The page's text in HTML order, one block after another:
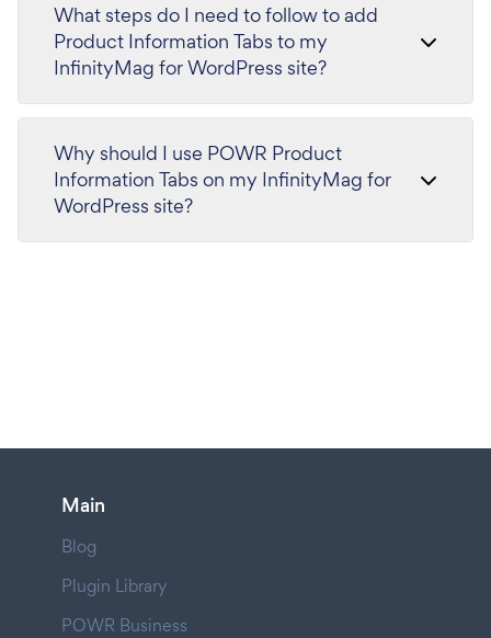
What steps do I need to follow to add
Product Information Tabs to my
InfinityMag for WordPress site?
Why should I use POWR Product
Information Tabs on my InfinityMag for
WordPress site?
Main
Blog
Plugin Library
POWR Business